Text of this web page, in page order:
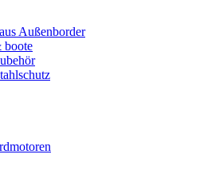
Außenborder
boote